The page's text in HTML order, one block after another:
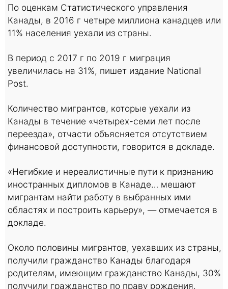
По оценкам Статистического управления
Канады, в 2016 г четыре миллиона канадцев или
11% населения уехали из страны.
В период с 2017 г по 2019 г миграция
увеличилась на 31%, пишет издание National
Post.
Количество мигрантов, которые уехали из
Канады в течение «четырех-семи лет после
переезда», отчасти объясняется отсутствием
финансовой доступности, говорится в докладе.
«Негибкие и нереалистичные пути к признанию
иностранных дипломов в Канаде… мешают
мигрантам найти работу в выбранных ими
областях и построить карьеру», — отмечается в
докладе.
Около половины мигрантов, уехавших из страны,
получили гражданство Канады благодаря
родителям, имеющим гражданство Канады, 30%
получили гражданство по праву рождения.